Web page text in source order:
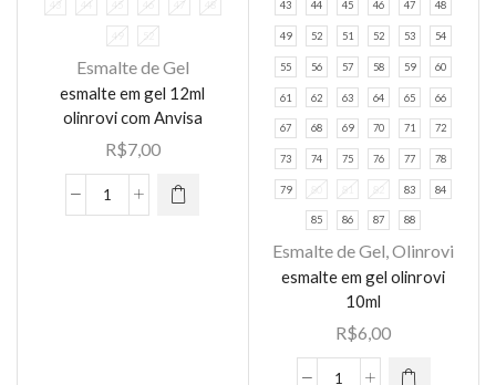
43 44 45 46 47 48
49 52
Esmalte de Gel
esmalte em gel 12ml
olinrovi com Anvisa
R$7,00
esmalte
Este
produto
tem várias
variantes.
As opções
podem ser
43 44 45 46 47 48
49 52 51 52 53 54
55 56 57 58 59 60
61 62 63 64 65 66
67 68 69 70 71 72
73 74 75 76 77 78
79 80 81 82 83 84
85 86 87 88
Esmalte de Gel,Olinrovi
esmalte em gel olinrovi
10ml
R$6,00
Este
produto
tem várias
variantes.
As opções